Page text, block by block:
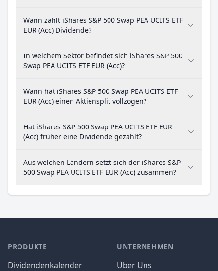
Wann zahlt iShares S&P 500 Swap PEA UCITS ETF
EUR (Acc) Dividende?
In welchem Sektor befindet sich iShares S&P 500
Swap PEA UCITS ETF EUR (Acc)?
Wann hat iShares S&P 500 Swap PEA UCITS ETF
EUR (Acc) einen Aktiensplit vollzogen?
Hat iShares S&P 500 Swap PEA UCITS ETF EUR
(Acc) früher eine Dividende gezahlt?
Aus welchen Ländern setzt sich der iShares S&P
500 Swap PEA UCITS ETF EUR (Acc) zusammen?
PRODUKTE
Dividendenkalender
UNTERNEHMEN
Über Uns